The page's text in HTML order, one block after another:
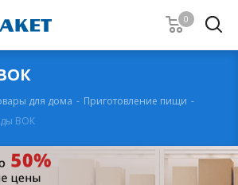
0
для дома - Приготовление пищи -
ВОК